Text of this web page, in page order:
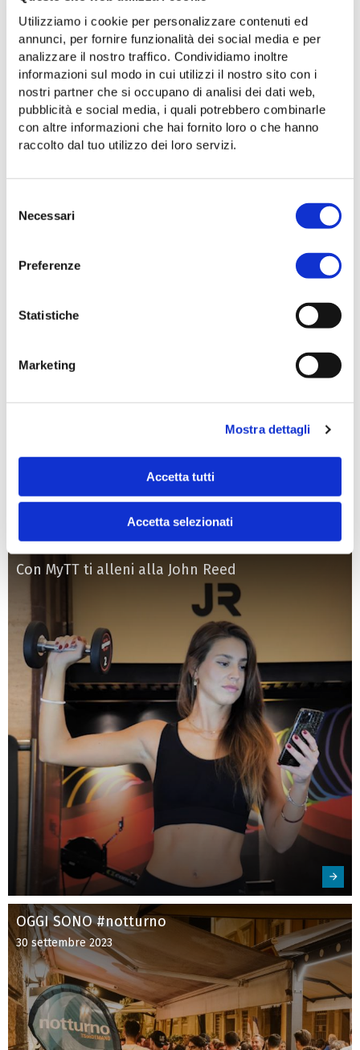
Utilizziamo i cookie per personalizzare contenuti ed
annunci, per fornire funzionalità dei social media e per
analizzare il nostro traffico. Condividiamo inoltre
informazioni sul modo in cui utilizzi il nostro sito con i
nostri partner che si occupano di analisi dei dati web,
pubblicità e social media, i quali potrebbero combinarle
con altre informazioni che hai fornito loro o che hanno
raccolto dal tuo utilizzo dei loro servizi.
delNecessari
Preferenze
Statistiche
Marketing
Mostra dettagli
Accetta tutti
Accetta selezionati
Evento di lancio servizio #notturno
Con MyTT ti alleni alla John Reed
OGGI SONO #notturno
30 settembre 2023